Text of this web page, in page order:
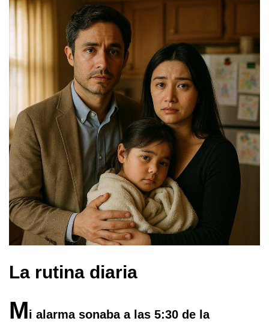
La rutina diaria
Mi alarma sonaba a las 5:30 de la